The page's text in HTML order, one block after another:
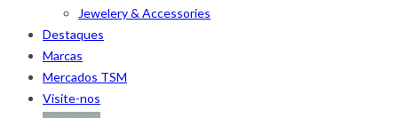
Jewelery & Accessories
Destaques
Marcas
Mercados TSM
Visite-nos